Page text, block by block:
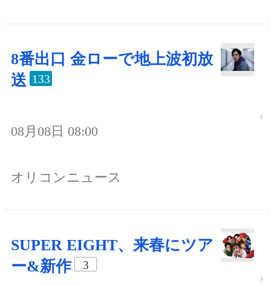
8番出口 金ローで地上波初放
送 133
08月08日 08:00
オリコンニュース
SUPER EIGHT、来春にツア
ー&新作
3